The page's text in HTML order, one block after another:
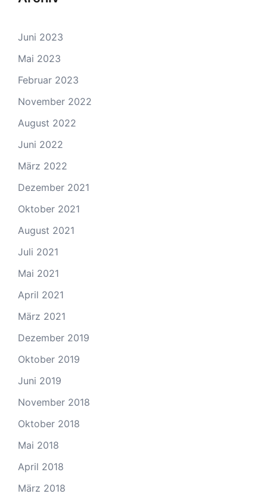
Juni 2023
Mai 2023
Februar 2023
November 2022
August 2022
Juni 2022
März 2022
Dezember 2021
Oktober 2021
August 2021
Juli 2021
Mai 2021
April 2021
März 2021
Dezember 2019
Oktober 2019
Juni 2019
November 2018
Oktober 2018
Mai 2018
April 2018
März 2018